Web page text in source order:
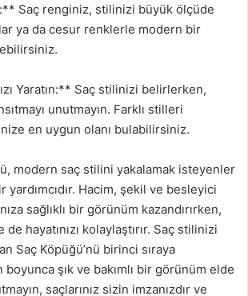
Saç renginiz, stilinizi büyük ölçüde
ya da cesur renklerle modern bir
Yaratın:** Saç stilinizi belirlerken,
unutmayın. Farklı stilleri
en uygun olanı bulabilirsiniz.
modern saç stilini yakalamak isteyenler
yardımcıdır. Hacim, şekil ve besleyici
sağlıklı bir görünüm kazandırırken,
de hayatınızı kolaylaştırır. Saç stilinizi
Saç Köpüğü’nü birinci sıraya
şık ve bakımlı bir görünüm elde
saçlarınız sizin imzanızdır ve